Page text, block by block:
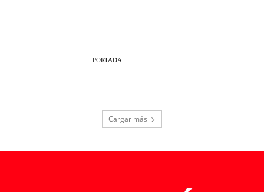
PORTADA
Cargar más